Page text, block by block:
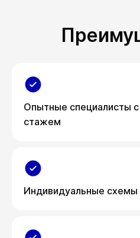
Опытные специалисты
стажем
Индивидуальные схемы